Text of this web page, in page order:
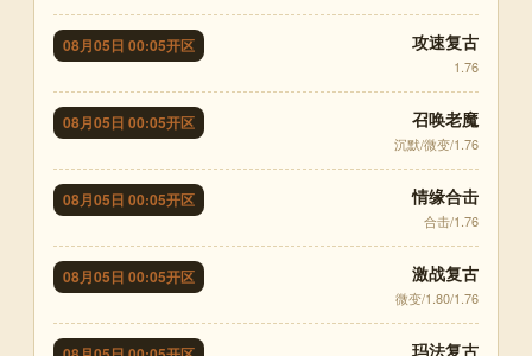
08月05日 00:05开区 攻速复古
1.76
08月05日 00:05开区 召唤老魔
沉默/微变/1.76
08月05日 00:05开区 情缘合击
合击/1.76
08月05日 00:05开区 激战复古
微变/1.80/1.76
玛法复古